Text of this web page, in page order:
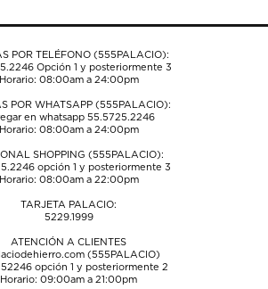
POR TELÉFONO (555PALACIO):
Opción 1 y posteriormente 3
Horario: 08:00am a 24:00pm
POR WHATSAPP (555PALACIO):
en whatsapp 55.5725.2246
Horario: 08:00am a 24:00pm
SHOPPING (555PALACIO):
opción 1 y posteriormente 3
Horario: 08:00am a 22:00pm
TARJETA PALACIO:
5229.1999
ATENCIÓN A CLIENTES
(555PALACIO)
opción 1 y posteriormente 2
Horario: 09:00am a 21:00pm